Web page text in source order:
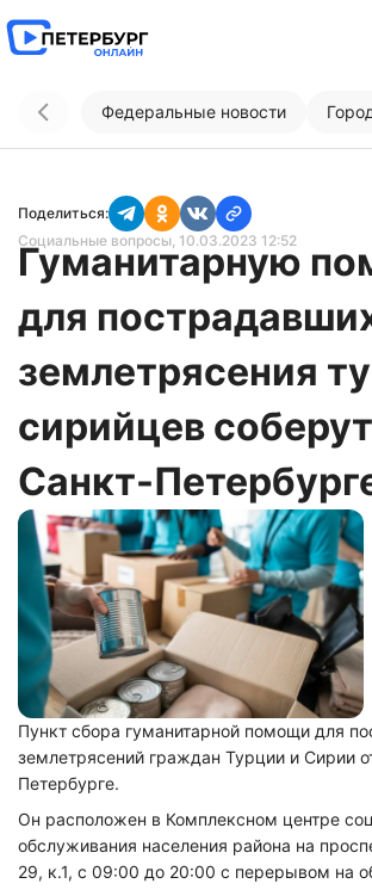
Федеральные новости
Поделиться:
Социальные вопросы, 10.03.2023 12:52
Гуманитарную
для
землетрясения
сирийцев
Санкт-
Пункт сбора гуманитарной помощи для
землетрясений граждан Турции и Сирии
Петербурге.
Он расположен в Комплексном центре
обслуживания населения района на
29, к.1, с 09:00 до 20:00 с перерывом на